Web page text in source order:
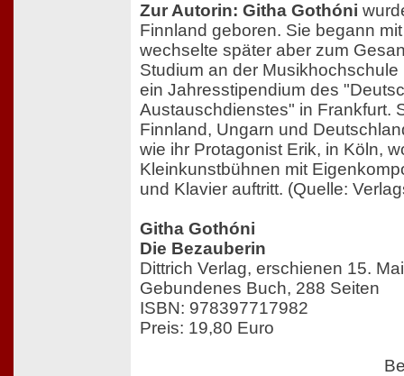
Zur Autorin: Githa Gothóni
Finnland geboren. Sie begann
wechselte später aber zum
Studium an der
ein Jahresstipendium des
Austauschdienstes" in Frankfurt.
Finnland, Ungarn und
wie ihr Protagonist Erik, in Köln,
Kleinkunstbühnen mit
und Klavier auftritt. (Quelle:
Githa Gothóni
Die Bezauberin
Dittrich Verlag, erschienen 15.
Gebundenes Buch, 288 Seiten
ISBN: 978397717982
Preis: 19,80 Euro